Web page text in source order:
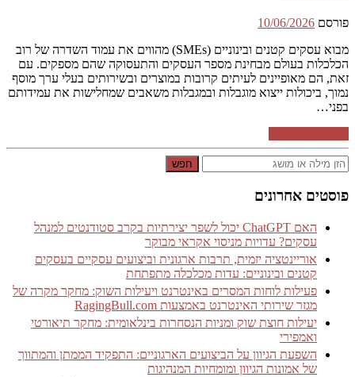
פורסם 10/06/2026
מבוא עסקים קטנים ובינוניים (SMEs) מהווים את עמוד השדרה של רוב
הכלכלות בעולם מבחינת מספר העסקים והתעסוקה שהם מספקים. עם
זאת, הם מאופיינים לעיתים קרובות במוצרים ובשירותים בעלי ערך מוסף
נמוך, ביכולות ייצוא מוגבלות ובמגבלות משאבים שמחלישות את עמידותם
בפני…
חפש
פוסטים אחרונים
האם ChatGPT יכול לשפר יצירתיות בקרב סטודנטים למנהל
עסקים? עדויות מניסוי אקראי מבוקר
אוריינטציה יזמית, תרבות ארגונית וביצועים עסקיים בעסקים
קטנים ובינוניים: עדות מכלכלה מתפתחת
פעילות לוחות המסרים באינטרנט ויעילות השוק: מחקר מקרה של
מגזר שירותי האינטרנט באמצעות RagingBull.com
יעילות חוצת שוק ומניות הנסחרות בינלאומית: מחקר תיאורטי
ואמפירי
השפעת הגיוון על הביצועים הארגוניים: התפקיד הממתן והמתווך
של אמונות הגיוון ומומחיות המנהיגות